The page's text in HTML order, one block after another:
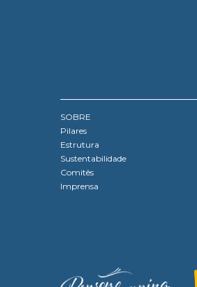
SOBRE
Pilares
Estrutura
Sustentabilidade
Comitês
Imprensa